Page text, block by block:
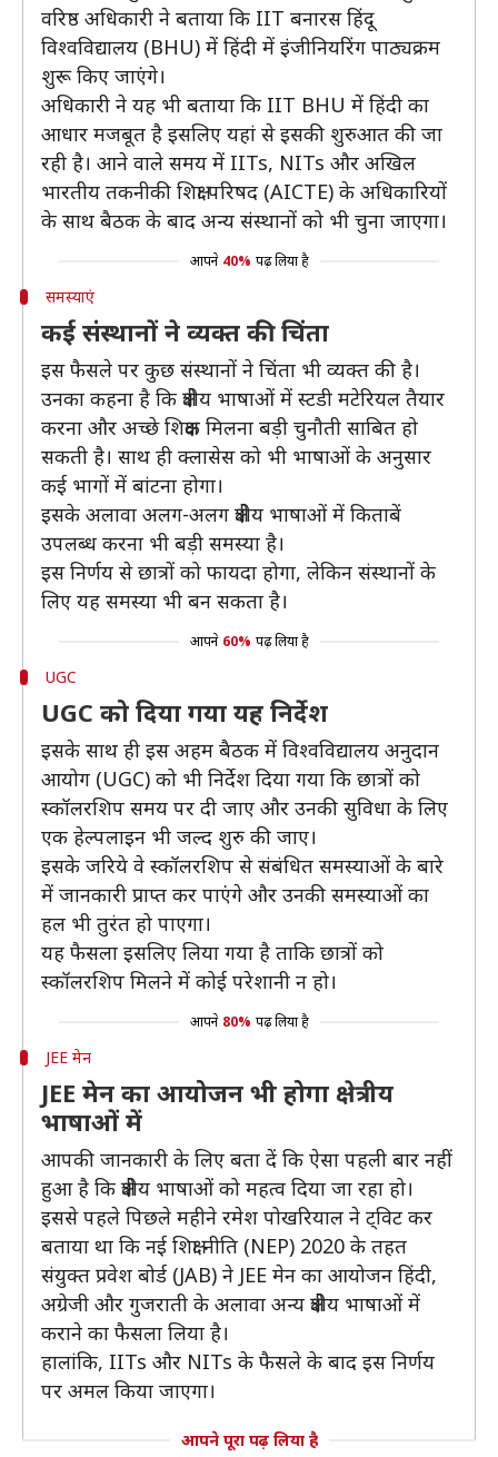
वरिष्ठ अधिकारी ने बताया कि IIT बनारस हिंदू
विश्वविद्यालय (BHU) में हिंदी में इंजीनियरिंग पाठ्यक्रम
शुरू किए जाएंगे।
अधिकारी ने यह भी बताया कि IIT BHU में हिंदी का
आधार मजबूत है इसलिए यहां से इसकी शुरुआत की जा
रही है। आने वाले समय में IITs, NITs और अखिल
भारतीय तकनीकी शिक्षा परिषद (AICTE) के अधिकारियों
के साथ बैठक के बाद अन्य संस्थानों को भी चुना जाएगा।
आपने 40% पढ़ लिया है
समस्याएं
कई संस्थानों ने व्यक्त की चिंता
इस फैसले पर कुछ संस्थानों ने चिंता भी व्यक्त की है।
उनका कहना है कि क्षेत्रीय भाषाओं में स्टडी मटेरियल तैयार
करना और अच्छे शिक्षक मिलना बड़ी चुनौती साबित हो
सकती है। साथ ही क्लासेस को भी भाषाओं के अनुसार
कई भागों में बांटना होगा।
इसके अलावा अलग-अलग क्षेत्रीय भाषाओं में किताबें
उपलब्ध करना भी बड़ी समस्या है।
इस निर्णय से छात्रों को फायदा होगा, लेकिन संस्थानों के
लिए यह समस्या भी बन सकता है।
आपने 60% पढ़ लिया है
UGC
UGC को दिया गया यह निर्देश
इसके साथ ही इस अहम बैठक में विश्वविद्यालय अनुदान
आयोग (UGC) को भी निर्देश दिया गया कि छात्रों को
स्कॉलरशिप समय पर दी जाए और उनकी सुविधा के लिए
एक हेल्पलाइन भी जल्द शुरु की जाए।
इसके जरिये वे स्कॉलरशिप से संबंधित समस्याओं के बारे
में जानकारी प्राप्त कर पाएंगे और उनकी समस्याओं का
हल भी तुरंत हो पाएगा।
यह फैसला इसलिए लिया गया है ताकि छात्रों को
स्कॉलरशिप मिलने में कोई परेशानी न हो।
आपने 80% पढ़ लिया है
JEE मेन
JEE मेन का आयोजन भी होगा क्षेत्रीय
भाषाओं में
आपकी जानकारी के लिए बता दें कि ऐसा पहली बार नहीं
हुआ है कि क्षेत्रीय भाषाओं को महत्व दिया जा रहा हो।
इससे पहले पिछले महीने रमेश पोखरियाल ने ट्विट कर
बताया था कि नई शिक्षा नीति (NEP) 2020 के तहत
संयुक्त प्रवेश बोर्ड (JAB) ने JEE मेन का आयोजन हिंदी,
अग्रेजी और गुजराती के अलावा अन्य क्षेत्रीय भाषाओं में
कराने का फैसला लिया है।
हालांकि, IITs और NITs के फैसले के बाद इस निर्णय
पर अमल किया जाएगा।
आपने पूरा पढ़ लिया है